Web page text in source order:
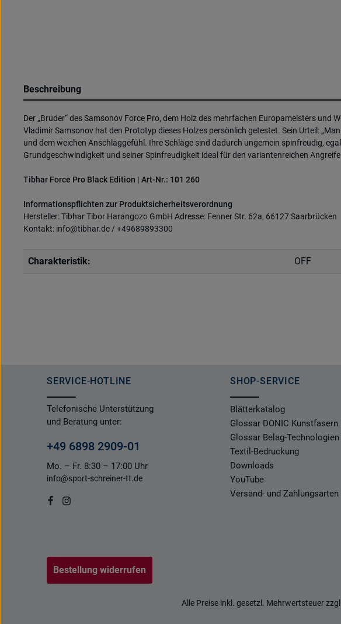
Beschreibung
Der „Bruder“ des Samsonov Force Pro, dem Holz des mehrfachen Europameisters
Vladimir Samsonov hat den Prototyp dieses Holzes persönlich getestet. Sein Urteil:
und dem weichen Anschlaggefühl. Ihre Schläge sind dadurch ungemein spinfreudig,
Grundgeschwindigkeit und seiner Spinfreudigkeit ideal für den variantenreichen
Tibhar Force Pro Black Edition | Art-Nr.: 101 260
Informationspflichten zur Produktsicherheitsverordnung
Hersteller: Tibhar Tibor Harangozo GmbH Adresse: Fenner Str. 62a, 66127 Saarbrücken
Kontakt: info@tibhar.de / +49689893300
Charakteristik: OFF
SERVICE-HOTLINE
Telefonische Unterstützung
und Beratung unter:
+49 6898 2909-01
Mo. – Fr. 8:30 – 17:00 Uhr
info@sport-schreiner-tt.de
SHOP-SERVICE
Blätterkatalog
Glossar DONIC Kunstfasern
Glossar Belag-Technologien
Textil-Bedruckung
Downloads
YouTube
Versand- und Zahlungsarten
Bestellung widerrufen
Alle Preise inkl. gesetzl. Mehrwertsteuer zzgl.